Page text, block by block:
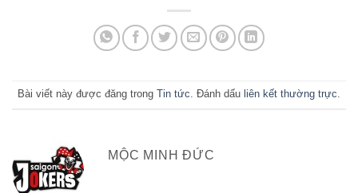
Bài viết này được đăng trong Tin tức. Đánh dấu liên kết thường trực.
MỘC MINH ĐỨC